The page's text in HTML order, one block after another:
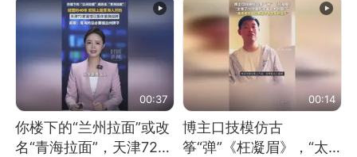
处理
00:37
你楼下的“兰州拉面”或改
名“青海拉面”，天津72家
00:14
博主口技模仿古
筝“弹”《枉凝眉》，“太